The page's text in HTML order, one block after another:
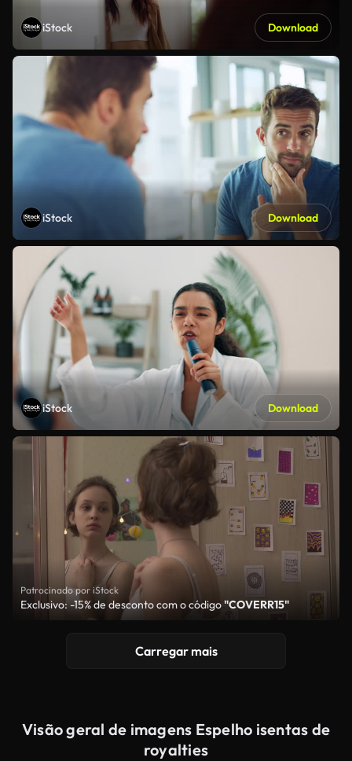
iStock Download
iStock Download
iStock Download
Patrocinado por iStock
Exclusivo: -15% de desconto com o código"COVERR15"
Carregar mais
Visão geral de imagens Espelho isentas de
royalties